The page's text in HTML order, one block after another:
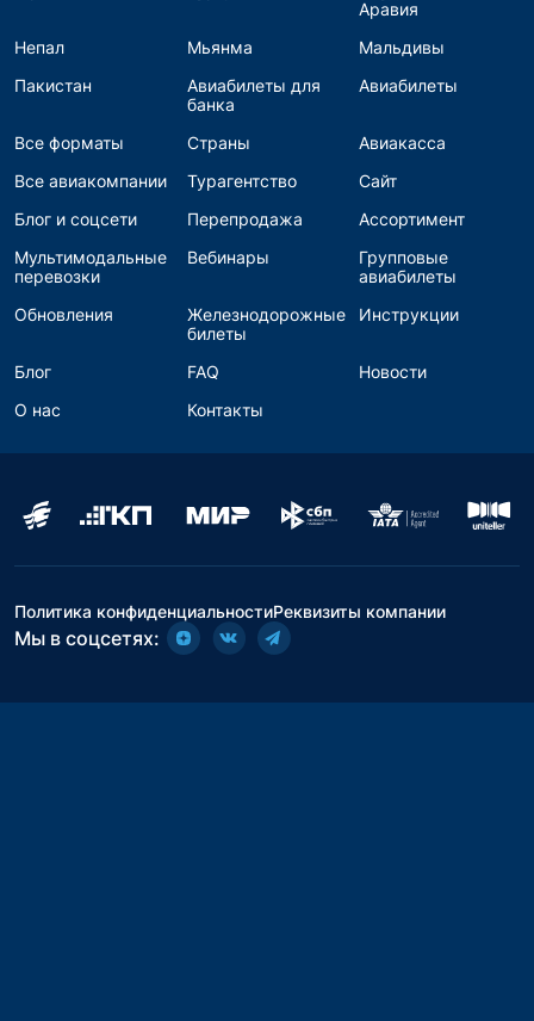
Аравия
Непал
Мьянма
Мальдивы
Пакистан
Авиабилеты для
банка
Авиабилеты
Все форматы Страны
Авиакасса
Все авиакомпании
Турагентство
Сайт
Блог и соцсети
Перепродажа
Ассортимент
Мультимодальные
перевозки
Вебинары
Групповые
авиабилеты
Обновления
Железнодорожные
билеты
Инструкции
Блог FAQ
Новости
О нас
Контакты
Политика конфиденциальностиРеквизиты компании
Мы в соцсетях: